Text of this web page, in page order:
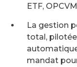
ETF,
La gestion
total,
mandat